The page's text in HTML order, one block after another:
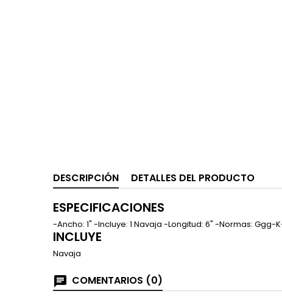
DESCRIPCIÓN DETALLES DEL PRODUCTO
ESPECIFICACIONES
-Ancho: 1" -Incluye: 1 Navaja -Longitud: 6" -Normas:
INCLUYE
Navaja
COMENTARIOS (0)